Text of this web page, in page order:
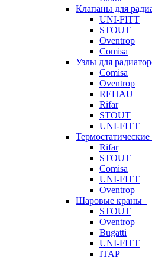
Клапаны для
UNI-FITT
STOUT
Oventrop
Comisa
Узлы для
Comisa
Oventrop
REHAU
Rifar
STOUT
UNI-FITT
Rifar
STOUT
Comisa
UNI-FITT
Oventrop
Шаровые краны
STOUT
Oventrop
Bugatti
UNI-FITT
ITAP